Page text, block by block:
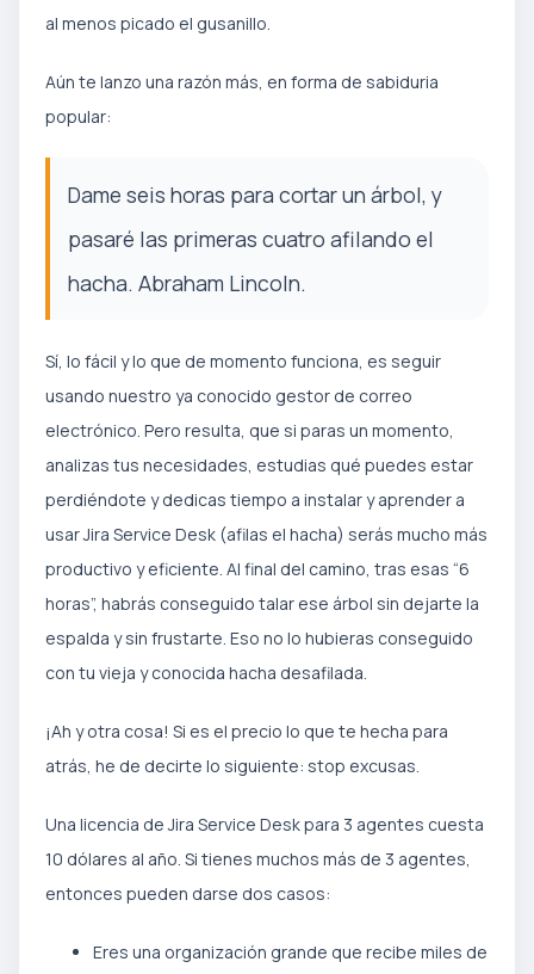
al menos picado el gusanillo.
Aún te lanzo una razón más, en forma de sabiduria
popular:
Dame seis horas para cortar un árbol, y
pasaré las primeras cuatro afilando el
hacha. Abraham Lincoln.
Sí, lo fácil y lo que de momento funciona, es seguir
usando nuestro ya conocido gestor de correo
electrónico. Pero resulta, que si paras un momento,
analizas tus necesidades, estudias qué puedes estar
perdiéndote y dedicas tiempo a instalar y aprender a
usar Jira Service Desk (afilas el hacha) serás mucho más
productivo y eficiente. Al final del camino, tras esas “6
horas”, habrás conseguido talar ese árbol sin dejarte la
espalda y sin frustarte. Eso no lo hubieras conseguido
con tu vieja y conocida hacha desafilada.
¡Ah y otra cosa! Si es el precio lo que te hecha para
atrás, he de decirte lo siguiente: stop excusas.
Una licencia de Jira Service Desk para 3 agentes cuesta
10 dólares al año. Si tienes muchos más de 3 agentes,
entonces pueden darse dos casos:
Eres una organización grande que recibe miles de